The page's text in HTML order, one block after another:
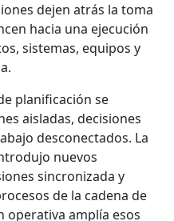
dejen atrás la toma
hacia una ejecución
sistemas, equipos y
planificación se
aisladas, decisiones
desconectados. La
nuevos
sincronizada y
de la cadena de
operativa amplía esos